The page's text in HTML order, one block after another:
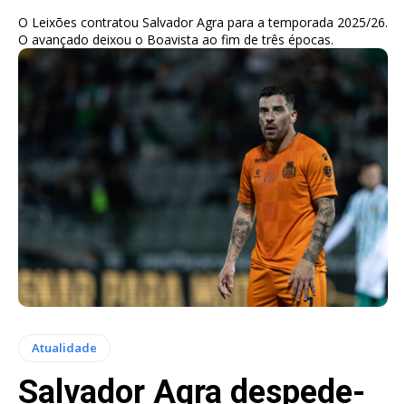
O Leixões contratou Salvador Agra para a temporada 2025/26.
O avançado deixou o Boavista ao fim de três épocas.
Atualidade
Salvador Agra despede-